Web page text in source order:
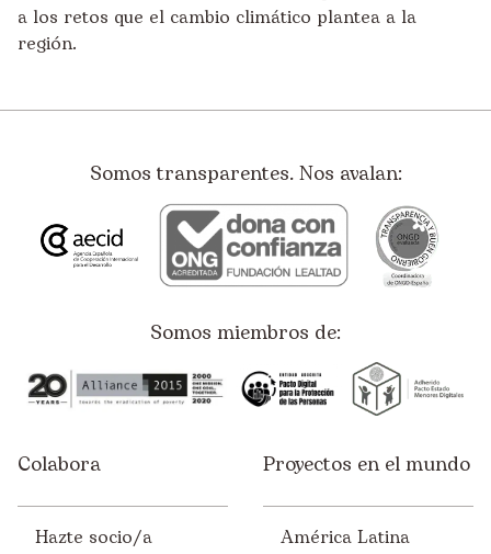
a los retos que el cambio climático plantea a la
región.
Somos transparentes. Nos avalan:
Somos miembros de:
Colabora
Hazte socio/a
Proyectos en el mundo
América Latina